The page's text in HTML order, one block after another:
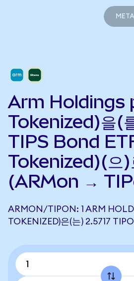
Arm Holdings
Tokenized)을(
TIPS Bond
Tokenized)(으)
(ARMon →
ARMON/TIPON: 1 ARM
TOKENIZED)은(는) 2.5717